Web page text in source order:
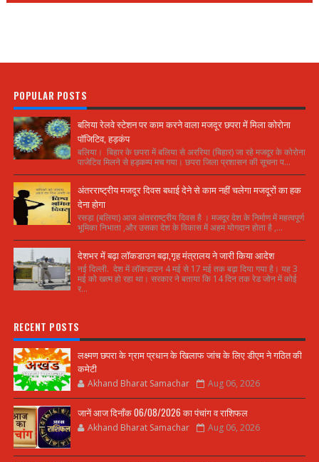
POPULAR POSTS
बलिया रेलवे स्टेशन पर काम करने वाला मजदूर छपरा में मिला कोरोना
पॉजिटिव, हड़कंप
बलिया। बिहार के छपरा में बलिया से अररिया (बिहार) जा रहे मजदूर के कोरोना
पाजेटिव मिलने से हड़कम्प मच गया। छपरा जिला प्रशासन की सूचना प...
अंतरराष्ट्रीय मजदूर दिवस बधाई देने से काम नहीं चलेगा मजदूरों का हक
देना होगा
रसड़ा (बलिया) आज अंतरराष्ट्रीय दिवस है । मजदूर देश के निर्माण में महत्वपूर्ण
भूमिका निभाता ,और उसका देश के विकास में अहम योगदान होता है ,...
देशभर में बढ़ा लॉकडाउन बढ़ा,गृह मंत्रालय ने जारी किया आदेश
नई दिल्ली. देश में लॉकडाउन 4 मई से 17 मई तक बढ़ा दिया गया है। यह 3
मई को खत्म हो रहा था। सरकार ने बताया कि 14 दिन तक रेड जोन में कोई
र...
RECENT POSTS
लक्ष्मण छपरा के ग्राम प्रधान के खिलाफ जांच के लिए डीएम ने गठित की
कमेटी
Akhand Bharat Samachar Aug 06, 2026
जानें आज दिनाँक 06/08/2026 का पंचांग व राशिफल
Akhand Bharat Samachar Aug 06, 2026